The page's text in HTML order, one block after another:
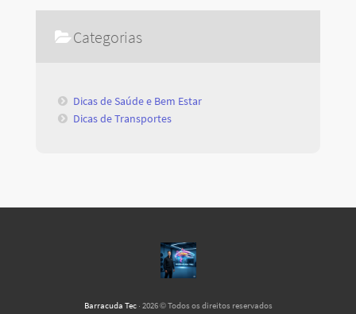
Categorias
Dicas de Saúde e Bem Estar
Dicas de Transportes
Barracuda Tec· 2026 © Todos os direitos reservados